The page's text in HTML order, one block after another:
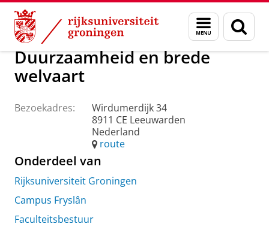
Skip
Content
Skip
Navigation
Menu
en
zoeken
Over ons Praktische zaken Waar vindt u ons
Duurzaamheid en brede
welvaart
Bezoekadres:
Wirdumerdijk 34
8911 CE Leeuwarden
Nederland
route
Onderdeel van
Rijksuniversiteit Groningen
Campus Fryslân
Faculteitsbestuur